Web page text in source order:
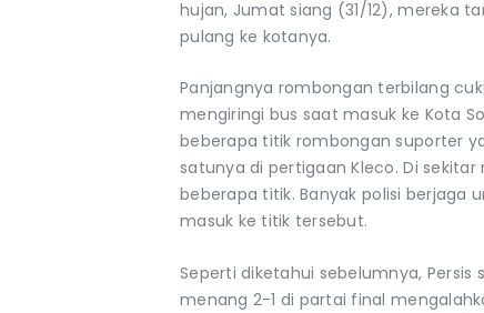
hujan, Jumat siang (31/12), mereka
pulang ke kotanya.
Panjangnya rombongan terbilang
mengiringi bus saat masuk ke Kota
beberapa titik rombongan suporter
satunya di pertigaan Kleco. Di
beberapa titik. Banyak polisi berjaga
masuk ke titik tersebut.
Seperti diketahui sebelumnya, Persis
menang 2-1 di partai final